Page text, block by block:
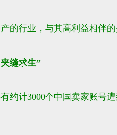
的行业，与其高利益相伴
缝求生”
约计3000个中国卖家账号